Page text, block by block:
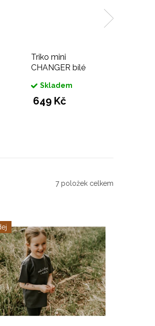
Triko mini
CHANGER bílé
Skladem
649 Kč
7položek celkem